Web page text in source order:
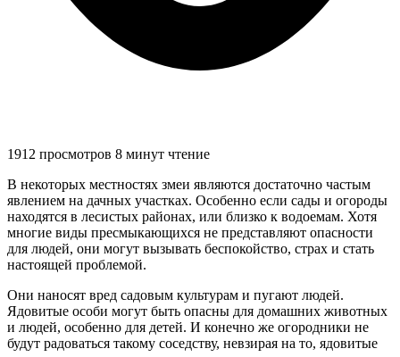
1912 просмотров 8 минут чтение
В некоторых местностях змеи являются достаточно частым
явлением на дачных участках. Особенно если сады и огороды
находятся в лесистых районах, или близко к водоемам. Хотя
многие виды пресмыкающихся не представляют опасности
для людей, они могут вызывать беспокойство, страх и стать
настоящей проблемой.
Они наносят вред садовым культурам и пугают людей.
Ядовитые особи могут быть опасны для домашних животных
и людей, особенно для детей. И конечно же огородники не
будут радоваться такому соседству, невзирая на то, ядовитые